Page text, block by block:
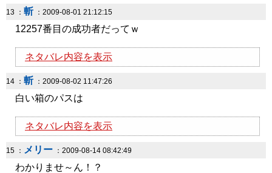
13 ： 斬 ：2009-08-01 21:12:15
12257番目の成功者だってｗ
ネタバレ内容を表示
14 ： 斬 ：2009-08-02 11:47:26
白い箱のパスは
ネタバレ内容を表示
15 ： メリー ：2009-08-14 08:42:49
わかりませ～ん！？